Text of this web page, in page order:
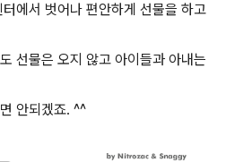
에서 벗어나 편안하게 선물을 하고
선물은 오지 않고 아이들과 아내는
안되겠죠. ^^